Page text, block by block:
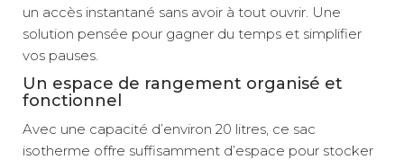
un accès instantané sans avoir à tout ouvrir. Une
solution pensée pour gagner du temps et simplifier
vos pauses.
Un espace de rangement organisé et
fonctionnel
Avec une capacité d’environ 20 litres, ce sac
isotherme offre suffisamment d’espace pour stocker